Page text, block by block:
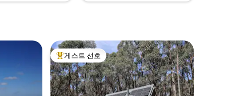
상위 게스트 선호
게스트 선호